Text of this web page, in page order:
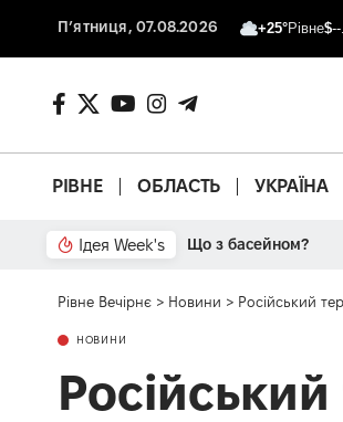
П’ятниця, 07.08.2026 +25°Рівне$
РІВНЕ ОБЛАСТЬ УКРАЇНА
Ідея Week's Що з басейном?
Рівне Вечірнє > Новини > Російський
НОВИНИ